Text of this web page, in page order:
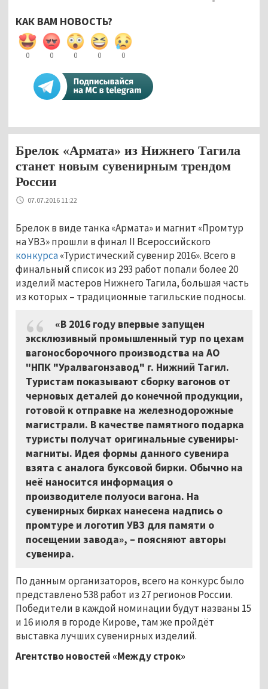
КАК ВАМ НОВОСТЬ?
0 0 0 0 0
Брелок «Армата» из Нижнего Тагила
станет новым сувенирным трендом
России
07.07.2016 11:22
Брелок в виде танка «Армата» и магнит «Промтур
на УВЗ» прошли в финал II Всероссийского
конкурса«Туристический сувенир 2016». Всего в
финальный список из 293 работ попали более 20
изделий мастеров Нижнего Тагила, большая часть
из которых – традиционные тагильские подносы.
«В 2016 году впервые запущен
эксклюзивный промышленный тур по цехам
вагоносборочного производства на АО
"НПК "Уралвагонзавод" г. Нижний Тагил.
Туристам показывают сборку вагонов от
черновых деталей до конечной продукции,
готовой к отправке на железнодорожные
магистрали. В качестве памятного подарка
туристы получат оригинальные сувениры-
магниты. Идея формы данного сувенира
взята с аналога буксовой бирки. Обычно на
неё наносится информация о
производителе полуоси вагона. На
сувенирных бирках нанесена надпись о
промтуре и логотип УВЗ для памяти о
посещении завода», – поясняют авторы
сувенира.
По данным организаторов, всего на конкурс было
представлено 538 работ из 27 регионов России.
Победители в каждой номинации будут названы 15
и 16 июля в городе Кирове, там же пройдёт
выставка лучших сувенирных изделий.
Агентство новостей «Между строк»